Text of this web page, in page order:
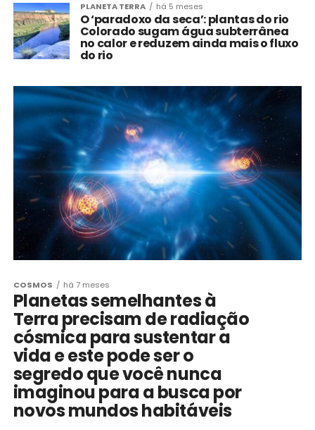
PLANETA TERRA há 5 meses
O ‘paradoxo da seca’: plantas do rio
Colorado sugam água subterrânea
no calor e reduzem ainda mais o fluxo
do rio
COSMOS há 7 meses
Planetas semelhantes à
Terra precisam de radiação
cósmica para sustentar a
vida e este pode ser o
segredo que você nunca
imaginou para a busca por
novos mundos habitáveis